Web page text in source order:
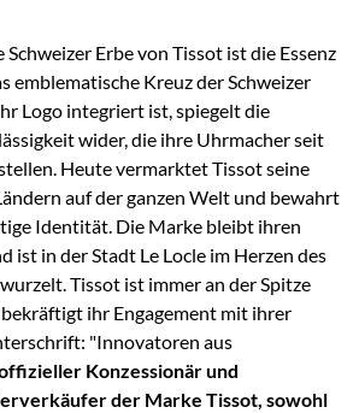
Erbe von Tissot ist die Essenz
emblematische Kreuz der Schweizer
Logo integriert ist, spiegelt die
wider, die ihre Uhrmacher seit
Heute vermarktet Tissot seine
auf der ganzen Welt und bewahrt
Identität. Die Marke bleibt ihren
ist in der Stadt Le Locle im Herzen des
Tissot ist immer an der Spitze
ihr Engagement mit ihrer
"Innovatoren aus
Konzessionär und
der Marke Tissot, sowohl